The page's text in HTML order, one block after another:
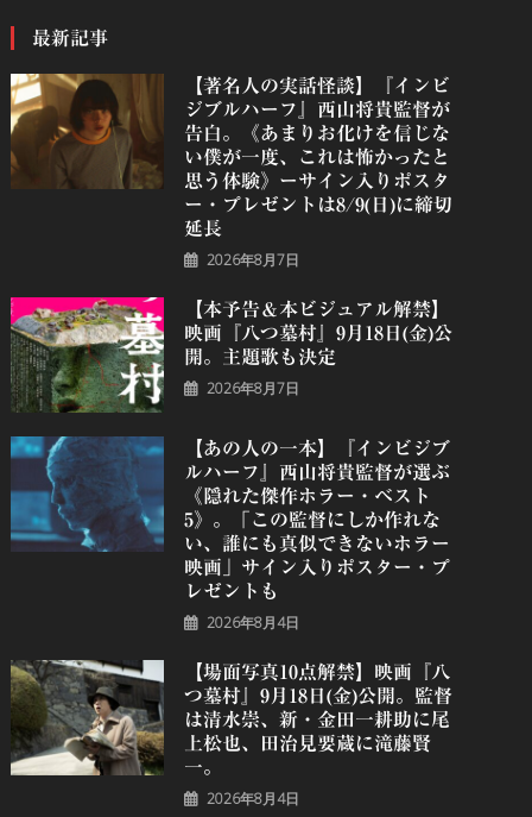
最新記事
【著名人の実話怪談】『インビ
ジブルハーフ』⻄⼭将貴監督が
告白。《あまりお化けを信じな
い僕が一度、これは怖かったと
思う体験》ーサイン入りポスタ
ー・プレゼントは8/9(日)に締切
延長
2026年8月7日
【本予告＆本ビジュアル解禁】
映画『八つ墓村』9月18日(金)公
開。主題歌も決定
2026年8月7日
【あの人の一本】『インビジブ
ルハーフ』⻄⼭将貴監督が選ぶ
《隠れた傑作ホラー・ベスト
5》。「この監督にしか作れな
い、誰にも真似できないホラー
映画」サイン入りポスター・プ
レゼントも
2026年8月4日
【場面写真10点解禁】映画『八
つ墓村』9月18日(金)公開。監督
は清水崇、新・金田一耕助に尾
上松也、田治見要蔵に滝藤賢
一。
2026年8月4日